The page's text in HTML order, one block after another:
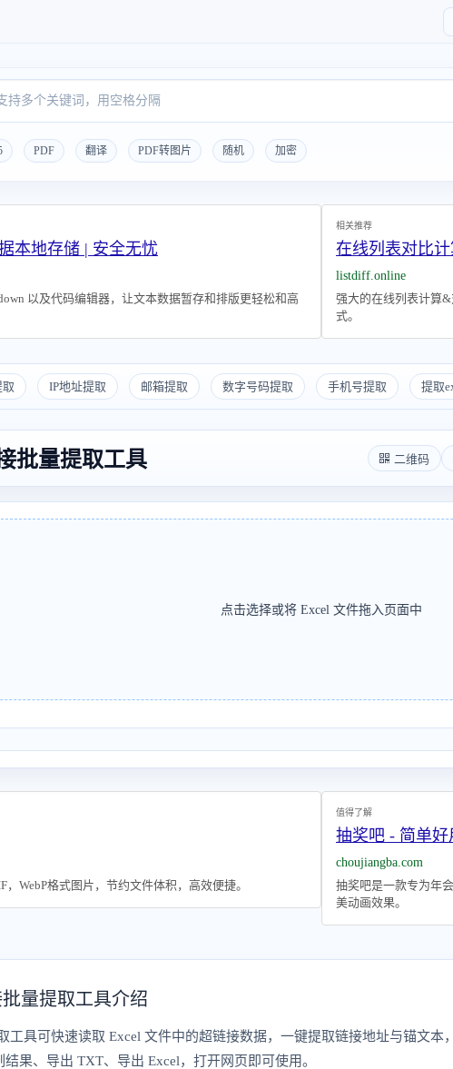
PDF 翻译 PDF转图片 随机 加密
本地存储 | 安全无忧
以及代码编辑器，让文本数据暂存和排版更轻松和高
相关推荐
在线列表对比计
listdiff.online
强大的在线列表计算
式。
取 IP地址提取 邮箱提取 数字号码提取 手机号提取 提取
批量提取工具 二维码
点击选择或将 Excel 文件拖入页面中
，WebP格式图片，节约文件体积，高效便捷。
值得了解
抽奖吧 - 简单
choujiangba.com
抽奖吧是一款专为年
美动画效果。
量提取工具介绍
工具可快速读取 Excel 文件中的超链接数据，一键提取链接地址与锚文
果、导出 TXT、导出 Excel，打开网页即可使用。